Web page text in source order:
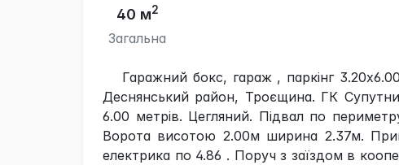
40 м2
Загальна
Гаражний бокс, гараж , паркінг
Деснянський район, Троєщина. ГК
6.00 метрів. Цегляний. Підвал по
Ворота висотою 2.00м ширина 2.37м.
електрика по 4.86 . Поруч з заїздом в